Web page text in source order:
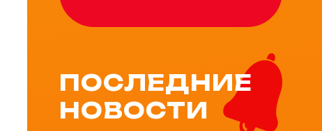
ПОСЛЕДНИЕ
НОВОСТИ